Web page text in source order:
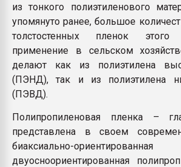
из тонкого полиэтиленового
упомянуто ранее, большое
толстостенных пленок этого
применение в сельском
делают как из полиэтилена
(ПЭНД), так и из полиэтилена
(ПЭВД).
Полипропиленовая пленка –
представлена в своем
биаксиально-
двуосноориентированная